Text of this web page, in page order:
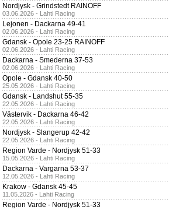
Nordjysk - Grindstedt RAINOFF
03.06.2026 - Lahti Racing
Lejonen - Dackarna 49-41
02.06.2026 - Lahti Racing
Gdansk - Opole 23-25 RAINOFF
02.06.2026 - Lahti Racing
Dackarna - Smederna 37-53
02.06.2026 - Lahti Racing
Opole - Gdansk 40-50
25.05.2026 - Lahti Racing
Gdansk - Landshut 55-35
22.05.2026 - Lahti Racing
Västervik - Dackarna 46-42
22.05.2026 - Lahti Racing
Nordjysk - Slangerup 42-42
22.05.2026 - Lahti Racing
Region Varde - Nordjysk 51-33
15.05.2026 - Lahti Racing
Dackarna - Vargarna 53-37
12.05.2026 - Lahti Racing
Krakow - Gdansk 45-45
11.05.2026 - Lahti Racing
Region Varde - Nordjysk 51-33